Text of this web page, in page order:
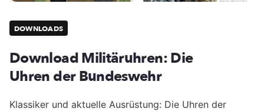
DOWNLOADS
Download Militäruhren: Die
Uhren der Bundeswehr
Klassiker und aktuelle Ausrüstung: Die Uhren der